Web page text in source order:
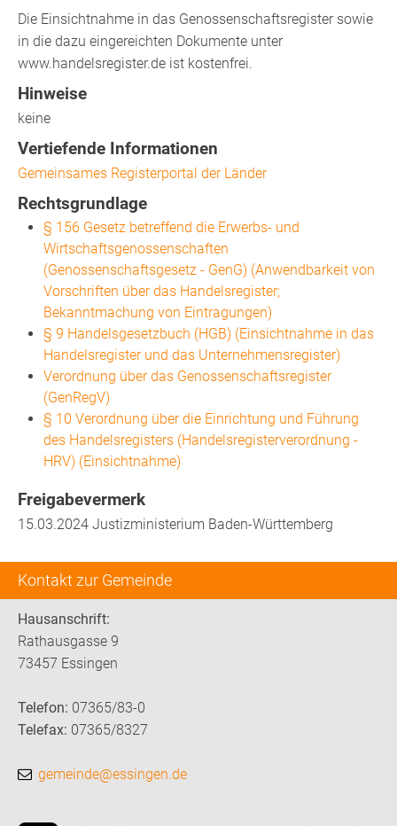
Kontakt zur Gemeinde
Hausanschrift:
Rathausgasse 9
73457 Essingen
Telefon: 07365/83-0
Telefax: 07365/8327
gemeinde@essingen.de
Die Einsichtnahme in das Genossenschaftsregister sowie
in die dazu eingereichten Dokumente unter
www.handelsregister.de ist kostenfrei.
Hinweise
keine
Vertiefende Informationen
Gemeinsames Registerportal der Länder
Rechtsgrundlage
§ 156 Gesetz betreffend die Erwerbs- und
Wirtschaftsgenossenschaften
(Genossenschaftsgesetz - GenG) (Anwendbarkeit von
Vorschriften über das Handelsregister;
Bekanntmachung von Eintragungen)
§ 9 Handelsgesetzbuch (HGB) (Einsichtnahme in das
Handelsregister und das Unternehmensregister)
Verordnung über das Genossenschaftsregister
(GenRegV)
§ 10 Verordnung über die Einrichtung und Führung
des Handelsregisters (Handelsregisterverordnung -
HRV) (Einsichtnahme)
Freigabevermerk
15.03.2024 Justizministerium Baden-Württemberg